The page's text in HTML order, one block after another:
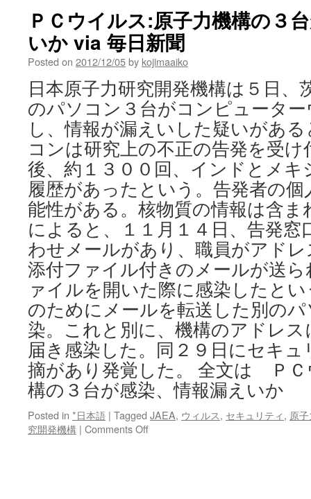
ＰＣウイルス:原子力機構の３
いか via 毎日新聞
Posted on 2012/12/05by kojimaaiko
日本原子力研究開発機構は５日、
のパソコン３台がコンピュータ
し、情報が漏えいした疑いがあ
コンは研究上の不正の告発を受
後、約１３００回、インドとメ
履歴があったという。告発者の
能性がある。核物質の情報は含ま
によると、１１月１４日、告発窓
わせメールがあり、職員がアド
添付ファイル付きのメールが送
ァイルを開いた際に感染したと
のためにメールを転送した別の
染。これと別に、機構のアドレ
届き感染した。同２９日にセキ
摘があり発覚した。 全文は ＰＣ
構の３台が感染、情報漏えいか
Posted in *日本語 | Tagged JAEA, ウィルス, セキュリティ, 原
究開発機構 | Comments Offon